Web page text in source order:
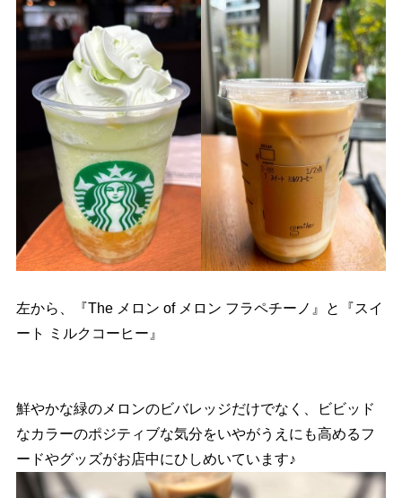
左から、『The メロン of メロン フラペチーノ』と『スイ
ート ミルクコーヒー』
鮮やかな緑のメロンのビバレッジだけでなく、ビビッド
なカラーのポジティブな気分をいやがうえにも高めるフ
ードやグッズがお店中にひしめいています♪